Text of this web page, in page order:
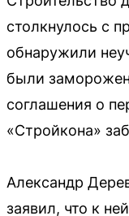
столкнулось с
обнаружили
были
соглашения о
«Стройкона»
Александр
заявил, что к